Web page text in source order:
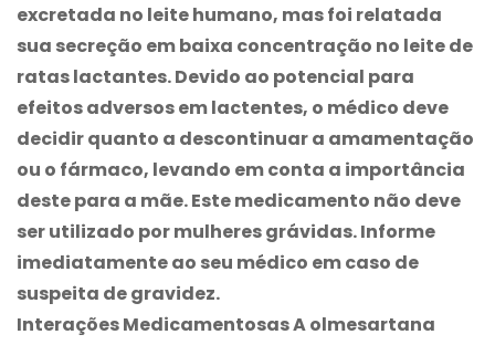
excretada no leite humano, mas foi relatada
sua secreção em baixa concentração no leite de
ratas lactantes. Devido ao potencial para
efeitos adversos em lactentes, o médico deve
decidir quanto a descontinuar a amamentação
ou o fármaco, levando em conta a importância
deste para a mãe. Este medicamento não deve
ser utilizado por mulheres grávidas. Informe
imediatamente ao seu médico em caso de
suspeita de gravidez.
Interações Medicamentosas A olmesartana